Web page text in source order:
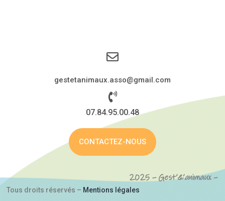
gestetanimaux.asso@gmail.com
07.84.95.00.48
CONTACTEZ-NOUS
2025 – Gest’&’animaux –
Tous droits réservés – Mentions légales